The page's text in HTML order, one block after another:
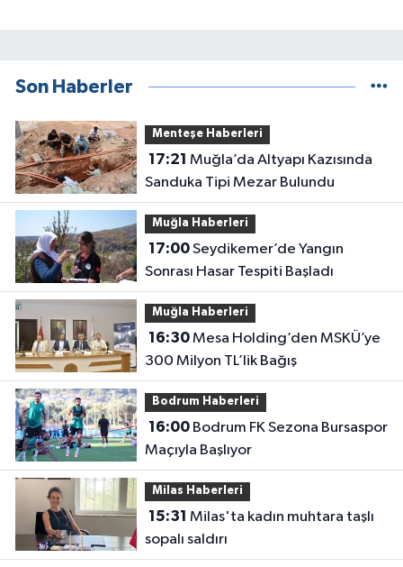
Son Haberler
Menteşe Haberleri
17:21
Sanduka Tipi Mezar Bulundu
Muğla Haberleri
17:00Seydikemer’de Yangın
Sonrası Hasar Tespiti Başladı
Muğla Haberleri
16:30Mesa Holding’den MSKÜ’ye
300 Milyon TL’lik Bağış
Bodrum Haberleri
16:00Bodrum FK Sezona Bursaspor
Maçıyla Başlıyor
Milas Haberleri
15:31
sopalı saldırı